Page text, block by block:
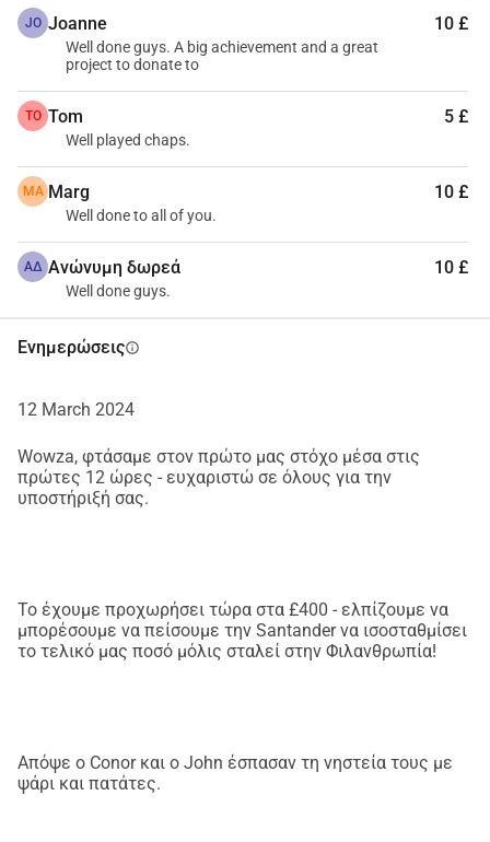
JO Joanne 10 £
Well done guys. A big achievement and a great
project to donate to
TO Tom 5 £
Well played chaps.
MA Marg 10 £
Well done to all of you.
ΑΔ Ανώνυμη δωρεά 10 £
Well done guys.
Ενημερώσειςinfo
12 March 2024
Wowza, φτάσαμε στον πρώτο μας στόχο μέσα στις
πρώτες 12 ώρες - ευχαριστώ σε όλους για την
υποστήριξή σας.
Το έχουμε προχωρήσει τώρα στα £400 - ελπίζουμε να
μπορέσουμε να πείσουμε την Santander να ισοσταθμίσει
το τελικό μας ποσό μόλις σταλεί στην Φιλανθρωπία!
Απόψε ο Conor και ο John έσπασαν τη νηστεία τους με
ψάρι και πατάτες.